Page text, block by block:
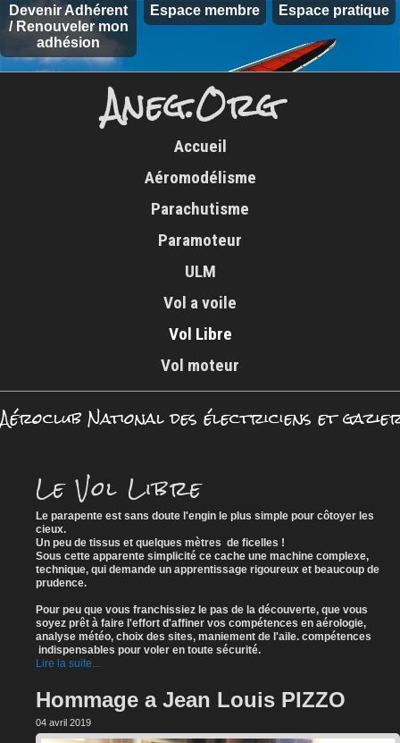
Devenir Adhérent
/ Renouveler mon
adhésion
Espace membre Espace pratique
Aneg.Org
Accueil
Aéromodélisme
Parachutisme
Paramoteur
ULM
Vol a voile
Vol Libre
Vol moteur
Aéroclub National des électriciens et
Le Vol Libre
Le parapente est sans doute l'engin le plus simple pour côtoyer les
cieux.
Un peu de tissus et quelques mètres de ficelles !
Sous cette apparente simplicité ce cache une machine complexe,
technique, qui demande un apprentissage rigoureux et beaucoup de
prudence.
Pour peu que vous franchissiez le pas de la découverte, que vous
soyez prêt à faire l'effort d'affiner vos compétences en aérologie,
analyse météo, choix des sites, maniement de l'aile. compétences
indispensables pour voler en toute sécurité.
Lire la suite...
Hommage a Jean Louis PIZZO
04 avril 2019